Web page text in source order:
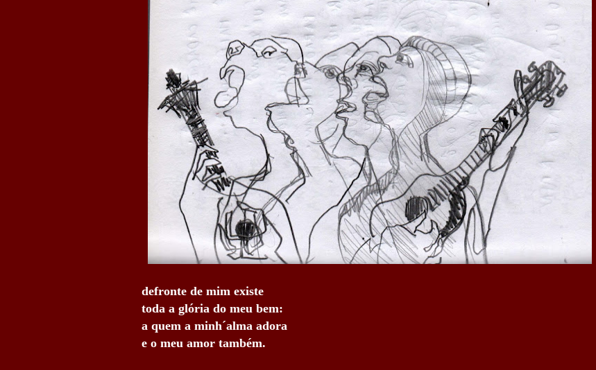
defronte de mim existe
toda a glória do meu bem:
a quem a minh´alma adora
e o meu amor também.